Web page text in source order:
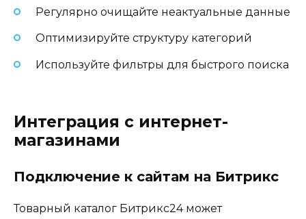
Регулярно очищайте неактуальные данные
Оптимизируйте структуру категорий
Используйте фильтры для быстрого поиска
Интеграция с интернет-
магазинами
Подключение к сайтам на Битрикс
Товарный каталог Битрикс24 может